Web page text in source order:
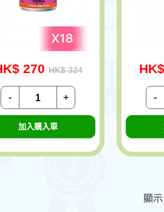
270 HK$ 324
+
-
加入購入車
-
顯